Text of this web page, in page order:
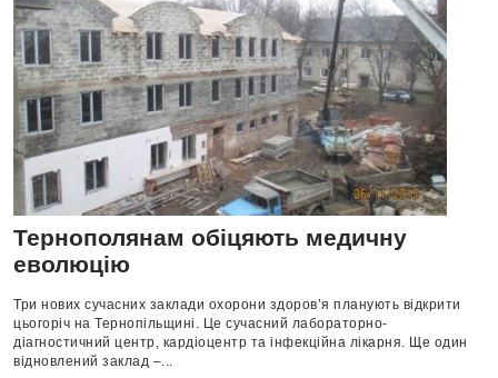
Тернополянам обіцяють медичну
еволюцію
Три нових сучасних заклади охорони здоров’я планують відкрити
цьогоріч на Тернопільщині. Це сучасний лабораторно-
діагностичний центр, кардіоцентр та інфекційна лікарня. Ще один
відновлений заклад –...